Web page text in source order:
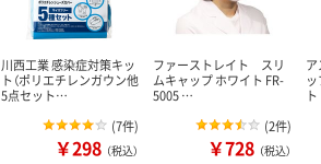
川西工業 感染症対策キッ
ト（ポリエチレンガウン他
5点セット…
(7件)
￥298 （税込）
ファーストレイト スリ
ムキャップ ホワイト FR-
5005 …
(2件)
￥728 （税込）